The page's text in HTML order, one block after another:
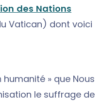
des Nations
Vatican) dont voici
humanité » que Nous
le suffrage de